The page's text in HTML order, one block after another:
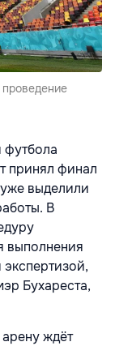
принял финал
выделили
В
выполнения
Бухареста,
ждёт